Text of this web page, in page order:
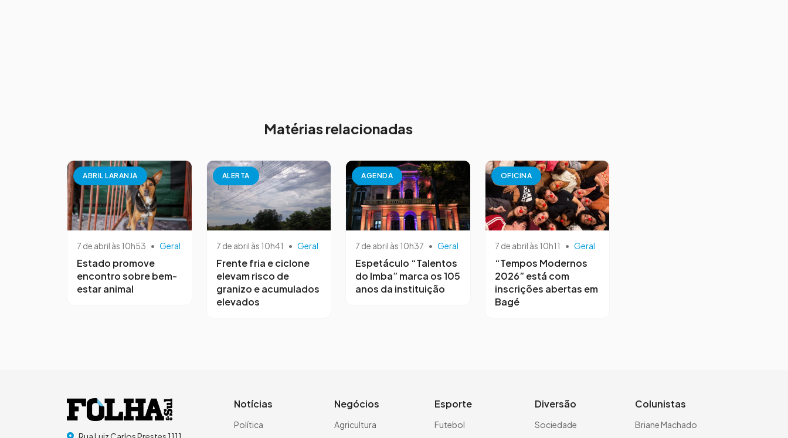
Matérias relacionadas
ABRIL LARANJA
7 de abril às 10h53 • Geral
Estado promove
encontro sobre bem-
estar animal
ALERTA
7 de abril às 10h41 • Geral
Frente fria e ciclone
elevam risco de
granizo e acumulados
elevados
AGENDA
7 de abril às 10h37 • Geral
Espetáculo “Talentos
do Imba” marca os 105
anos da instituição
OFICINA
7 de abril às 10h11 • Geral
“Tempos Modernos
2026” está com
inscrições abertas em
Bagé
Notícias
Política
Negócios
Agricultura
Esporte
Futebol
Diversão
Sociedade
Colunistas
Briane Machado